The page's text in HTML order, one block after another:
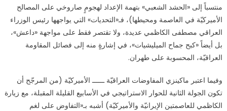
منتسباً إلى «الحشد الشعبي» بتهمة الإعداد لهجومٍ صاروخي على المصالح
الأميركيّة في العاصمة ومحيطها)، فـ«التحديات» التي يواجهها رئيس الوزراء
العراقي مصطفى الكاظمي عديدة، ولا تقتصر فقط على مواجهة «داعش»،
بل أيضاً «كبح جماح الميليشيات»، في إشارةٍ منه إلى فصائل المقاومة
العراقيّة، المحسوبة على طهران.
وفيما اعتبر ماكينزي المفاوضات العراقيّة ــــــ الأميركيّة (من المرجّح أن
تكون الجولة الثانية للحوار الاستراتيجي في الأسابيع القليلة المقبلة، مع زيارة
الكاظمي للعاصمتين الإيرانيّة والأميركيّة) أشبه بـ«التفاوض على لغم